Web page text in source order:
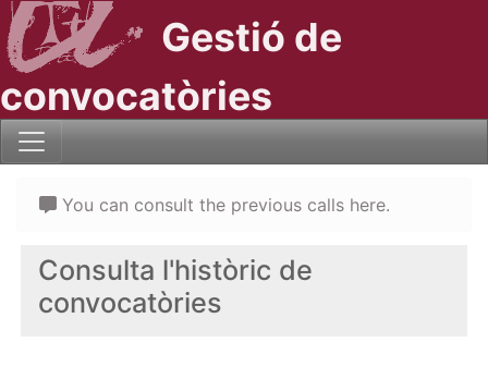
Gestió de
convocatòries
Consulta l'històric de
convocatòries
You can consult the previous calls here.